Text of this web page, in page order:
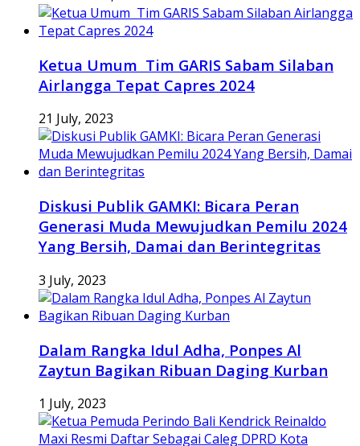
Ketua Umum Tim GARIS Sabam Silaban
Airlangga Tepat Capres 2024
21 July, 2023
Diskusi Publik GAMKI: Bicara Peran
Generasi Muda Mewujudkan Pemilu 2024
Yang Bersih, Damai dan Berintegritas
3 July, 2023
Dalam Rangka Idul Adha, Ponpes Al
Zaytun Bagikan Ribuan Daging Kurban
1 July, 2023